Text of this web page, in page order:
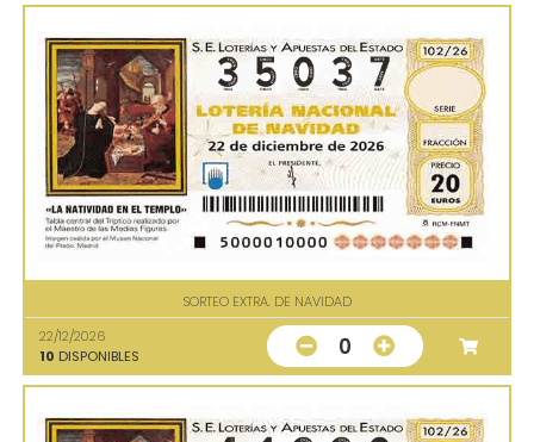
SORTEO EXTRA. DE NAVIDAD
22/12/2026
10 DISPONIBLES 0